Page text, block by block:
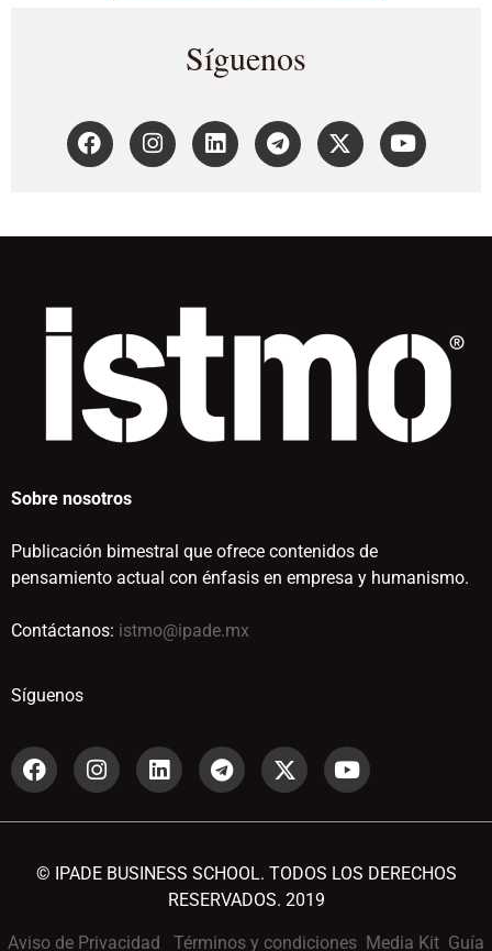
Síguenos
Sobre nosotros
Publicación bimestral que ofrece contenidos de
pensamiento actual con énfasis en empresa y humanismo.
Contáctanos: istmo@ipade.mx
Síguenos
© IPADE BUSINESS SCHOOL. TODOS LOS DERECHOS
RESERVADOS. 2019
Aviso de Privacidad Términos y condiciones Media Kit Guía